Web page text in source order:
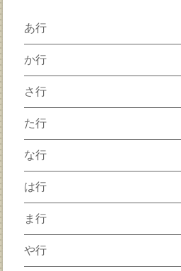
あ行
か行
さ行
た行
な行
は行
ま行
や行